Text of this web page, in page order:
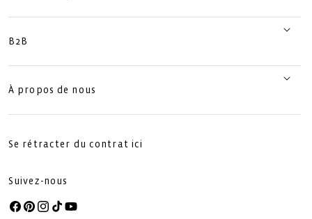
B2B
À propos de nous
Se rétracter du contrat ici
Suivez-nous
Facebook
Pinterest
Instagram
TikTokYouTube